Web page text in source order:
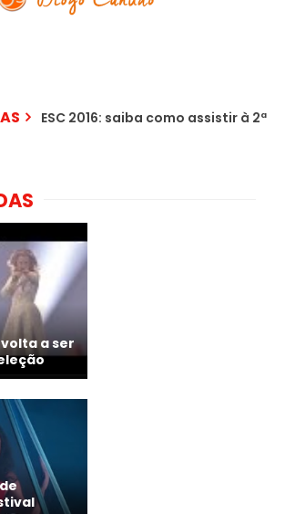
ESC 2016: saiba como assistir à 2ª
volta a ser